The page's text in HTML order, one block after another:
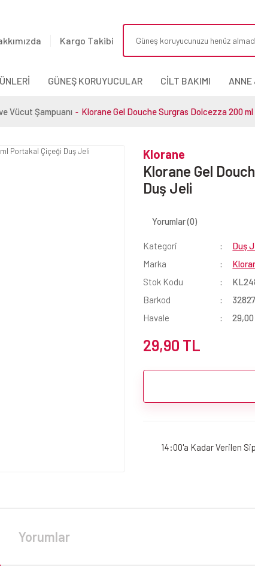
Kargo Takibi
GÜNEŞ KORUYUCULAR CİLT BAKIMI ANNE
Vücut Şampuanı Klorane Gel Douche Surgras Dolcezza 200
Klorane
Klorane Gel
Duş Jeli
Yorumlar (0)
Kategori
Duş
Marka
Stok Kodu
Barkod
Havale
29,90 TL
14:00'a Kadar Verilen
Yorumlar